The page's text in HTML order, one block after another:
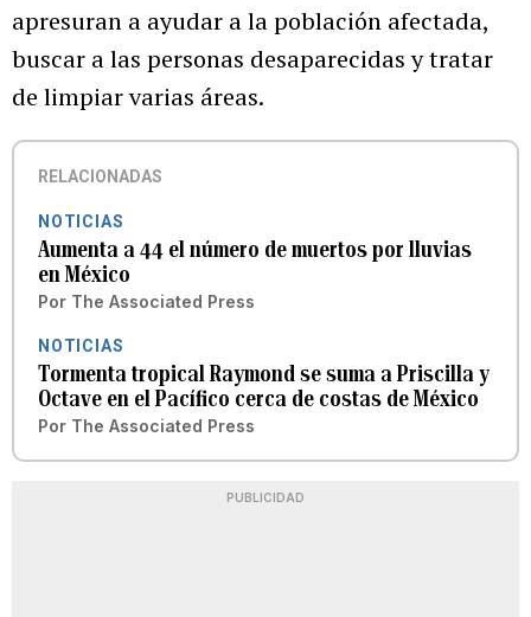
apresuran a ayudar a la población afectada,
buscar a las personas desaparecidas y tratar
de limpiar varias áreas.
RELACIONADAS
NOTICIAS
Aumenta a 44 el número de muertos por lluvias
en México
Por The Associated Press
NOTICIAS
Tormenta tropical Raymond se suma a Priscilla y
Octave en el Pacífico cerca de costas de México
Por The Associated Press
PUBLICIDAD